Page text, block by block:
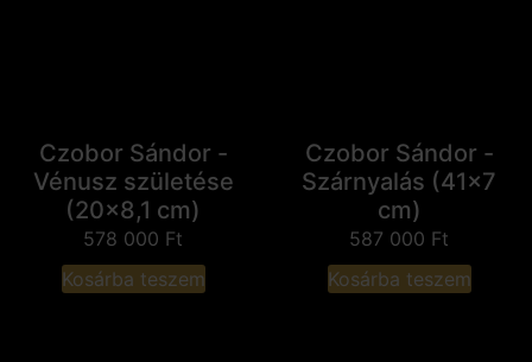
Czobor Sándor -
Vénusz születése
(20x8,1 cm)
578 000 Ft
Kosárba teszem
Czobor Sándor -
Szárnyalás (41x7
cm)
587 000 Ft
Kosárba teszem